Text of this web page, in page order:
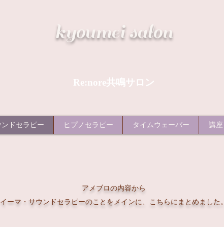
​kyoumei salon
Re:nore共鳴サロン
ドセラピー ヒプノセラピー タイムウェーバー 講座
アメブロの内容から
イーマ・サウンドセラピーのことをメインに、こちらにまとめました。